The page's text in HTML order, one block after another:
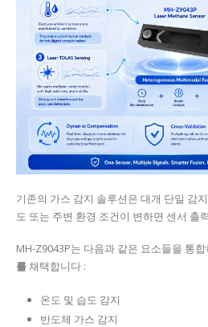
기존의 가스 감지 솔루션은 대개 단일 감
도 또는 주변 환경 조건이 변하면 센서 출
MH-Z9043P는 다음과 같은 요소들을 통합
를채택합니다 :
온도 및 습도 감지
반도체 가스 감지